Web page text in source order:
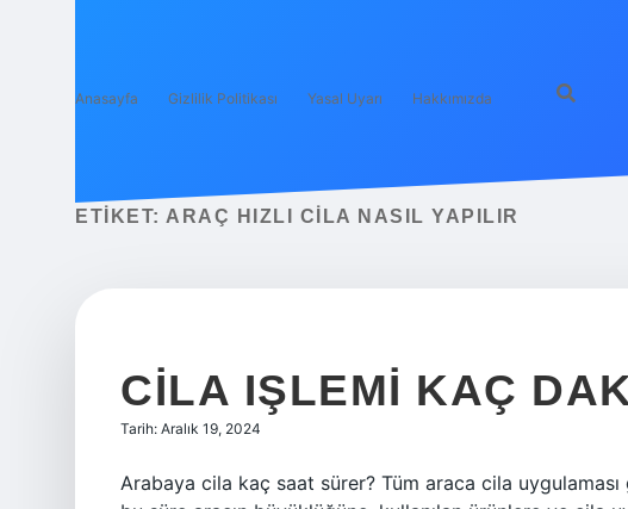
Anasayfa Gizlilik Politikası Yasal Uyarı Hakkımızda
ETIKET: ARAÇ HIZLI CILA NASIL YAPILIR
CILA IŞLEMI KAÇ
Tarih: Aralık 19, 2024
Arabaya cila kaç saat sürer? Tüm araca cila